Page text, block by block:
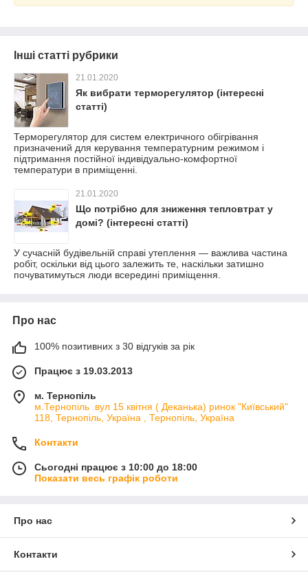
Інші статті рубрики
21.01.2020
Як вибрати терморегулятор (інтересні
статті)
Терморегулятор для систем електричного обігрівання
призначений для керування температурним режимом і
підтримання постійної індивідуально-комфортної
температури в приміщенні.
21.01.2020
Що потрібно для зниження тепловтрат у
домі? (інтересні статті)
У сучасній будівельній справі утеплення — важлива частина
робіт, оскільки від цього залежить те, наскільки затишно
почуватимуться люди всередині приміщення.
Про нас
100% позитивних з 30 відгуків за рік
Працює з 19.03.2013
м. Тернопіль
м.Тернопіль .вул 15 квітня ( Деканька) ринок "Київський"
118, Тернопіль, Україна , Тернопіль, Україна
Контакти
Сьогодні працює з 10:00 до 18:00
Показати весь графік роботи
Про нас
Контакти